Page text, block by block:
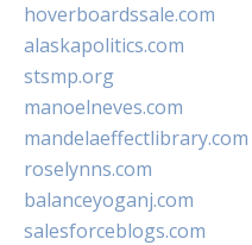
hoverboardssale.com
alaskapolitics.com
stsmp.org
manoelneves.com
mandelaeffectlibrary.com
roselynns.com
balanceyoganj.com
salesforceblogs.com